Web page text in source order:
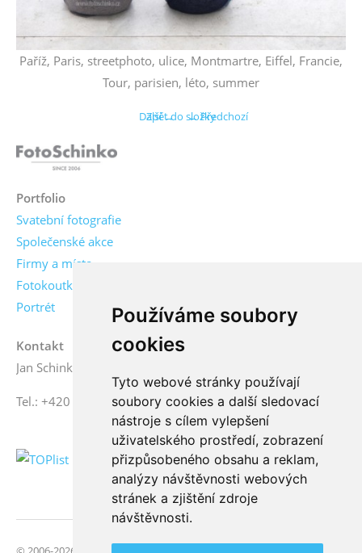
Používáme soubory
cookies
Tyto webové stránky používají
soubory cookies a další sledovací
nástroje s cílem vylepšení
uživatelského prostředí, zobrazení
přizpůsobeného obsahu a reklam,
analýzy návštěvnosti webových
stránek a zjištění zdroje
návštěvnosti.
Paříž, Paris, streetphoto, ulice, Montmartre, Eiffel, Francie,
Tour, parisien, léto, summer
← Předchozí
Další →
Zpět do složky
Portfolio
Svatební fotografie
Společenské akce
Firmy a místa
Fotokoutky
Portrét
Kontakt
Jan Schinko jr., fotograf
Tel.: +420 776 771 000